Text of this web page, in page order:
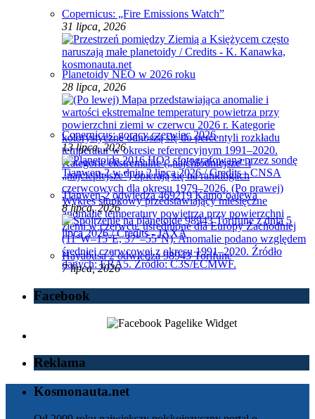
Copernicus: „Fire Emissions Watch”
31 lipca, 2026
Planetoidy NEO w 2026 roku
28 lipca, 2026
Copernicus: gorący czerwiec 2026
13 lipca, 2026
Tianwen-2 odwiedza 469219 Kamoʻoalewa
8 lipca, 2026
Hayabusa 2 odwiedza 98943 Torifune
7 lipca, 2026
Facebook
Reklama
Kosmonauta.net